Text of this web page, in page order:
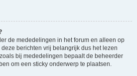
de mededelingen in het forum en alleen op
berichten vrij belangrijk dus het lezen
bij mededelingen bepaalt de beheerder
om een sticky onderwerp te plaatsen.